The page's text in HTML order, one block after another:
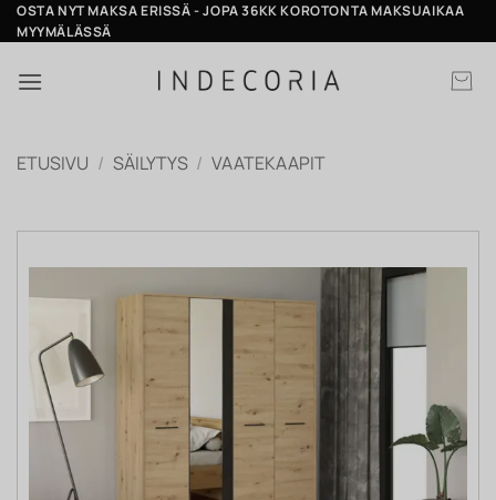
Skip
to
OSTA NYT MAKSA ERISSÄ - JOPA 36KK KOROTONTA MAKSUAIKAA
MYYMÄLÄSSÄ
ETUSIVU / SÄILYTYS / VAATEKAAPIT